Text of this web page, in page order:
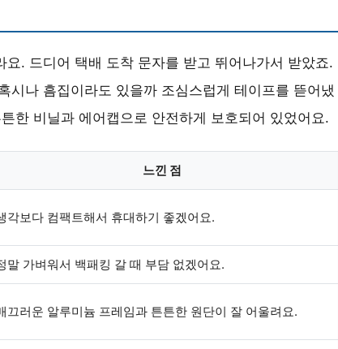
. 드디어 택배 도착 문자를 받고 뛰어나가서 받았죠.
시나 흠집이라도 있을까 조심스럽게 테이프를 뜯어냈
한 비닐과 에어캡으로 안전하게 보호되어 있었어요.
느낀 점
각보다 컴팩트해서 휴대하기 좋겠어요.
말 가벼워서 백패킹 갈 때 부담 없겠어요.
끄러운 알루미늄 프레임과 튼튼한 원단이 잘 어울려요.